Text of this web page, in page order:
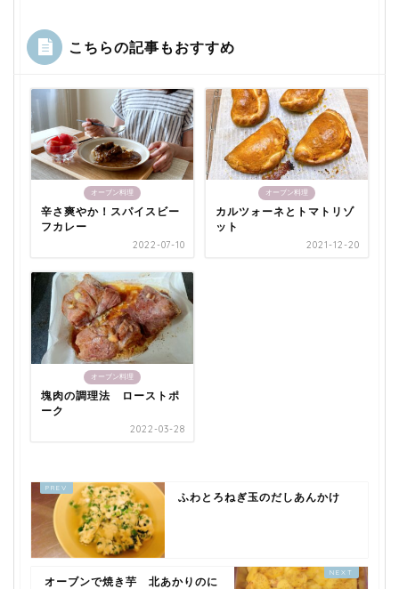
こちらの記事もおすすめ
オーブン料理
辛さ爽やか！スパイスビー
フカレー
2022-07-10
オーブン料理
カルツォーネとトマトリゾ
ット
2021-12-20
オーブン料理
塊肉の調理法 ローストポ
ーク
2022-03-28
ふわとろねぎ玉のだしあんかけ
オーブンで焼き芋 北あかりのに